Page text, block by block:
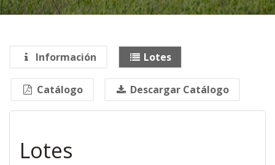
Información Lotes
Catálogo
Lotes